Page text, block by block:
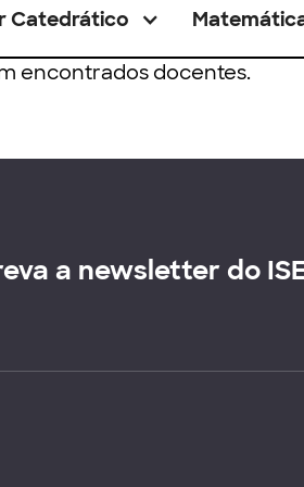
Catedrático
encontrados docentes.
a newsletter do